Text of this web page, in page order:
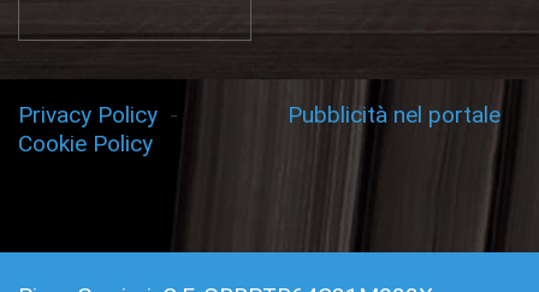
Privacy Policy -
Cookie Policy
Pubblicità nel portale